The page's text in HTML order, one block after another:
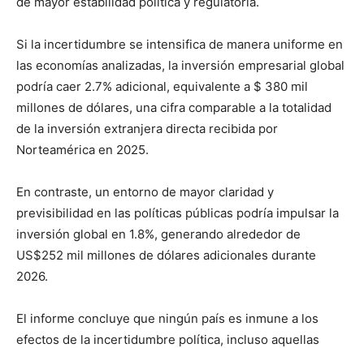
Si la incertidumbre se intensifica de manera uniforme en
las economías analizadas, la inversión empresarial global
podría caer 2.7% adicional, equivalente a $ 380 mil
millones de dólares, una cifra comparable a la totalidad
de la inversión extranjera directa recibida por
Norteamérica en 2025.
En contraste, un entorno de mayor claridad y
previsibilidad en las políticas públicas podría impulsar la
inversión global en 1.8%, generando alrededor de
US$252 mil millones de dólares adicionales durante
2026.
El informe concluye que ningún país es inmune a los
efectos de la incertidumbre política, incluso aquellas